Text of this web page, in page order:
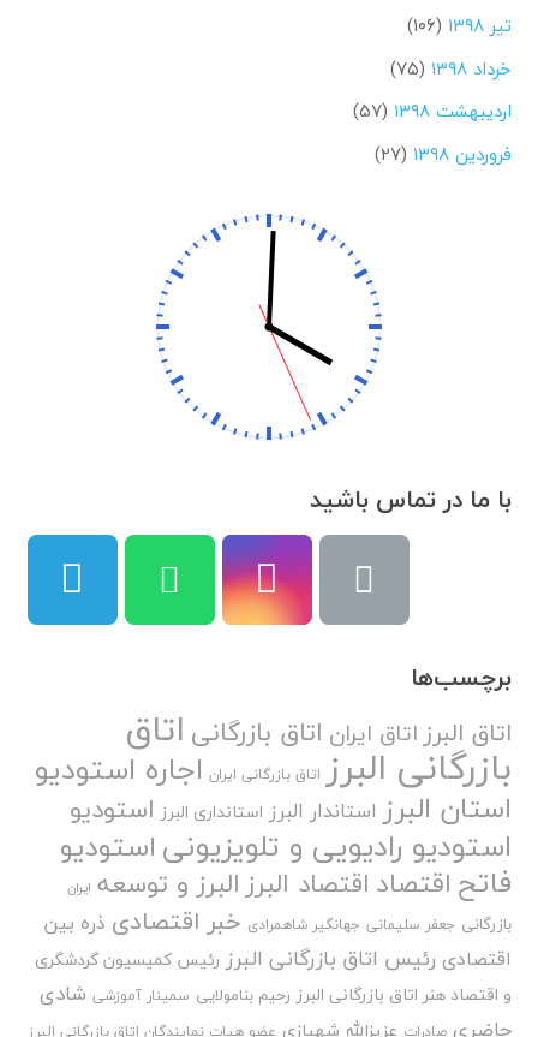
تیر ۱۳۹۸
(۱۰۶)
خرداد ۱۳۹۸
(۷۵)
اردیبهشت ۱۳۹۸
(۵۷)
فروردین ۱۳۹۸
(۲۷)
با ما در تماس باشید
برچسب‌ها
اتاق البرز اتاق ایران اتاق بازرگانی اتاق
بازرگانی البرز اتاق بازرگانی ایران اجاره استودیو
استان البرز استاندار البرز استانداری البرز استودیو
استودیو رادیویی و تلویزیونیاستودیو
فاتح اقتصاد اقتصاد البرزالبرز و توسعه ایران
بازرگانی جعفر سلیمانی جهانگیر شاهمرادی خبر اقتصادی ذره بین
اقتصادی رئیس اتاق بازرگانی البرز رئیس کمیسیون گردشگری
و اقتصاد هنر اتاق بازرگانی البرز رحیم بنامولایی سمینار آموزشی شادی
حاضری صادرات عزیزالله شهبازی عضو هیات نمایندگان اتاق بازرگانی البرز